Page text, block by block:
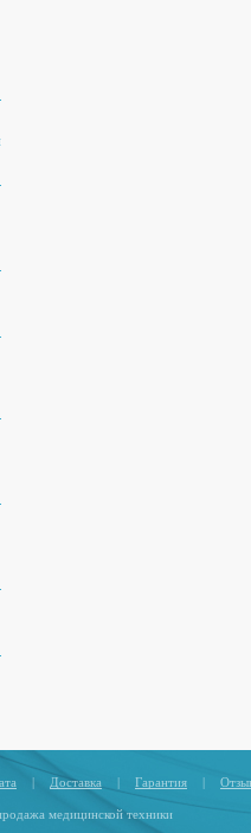
| Доставка | Гарантия |
медицинской техники